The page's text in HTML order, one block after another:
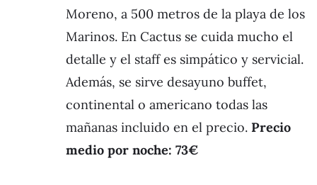
Moreno, a 500 metros de la playa de los
Marinos. En Cactus se cuida mucho el
detalle y el staff es simpático y servicial.
Además, se sirve desayuno buffet,
continental o americano todas las
mañanas incluido en el precio. Precio
medio por noche: 73€